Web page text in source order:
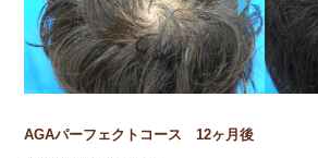
AGAパーフェクトコース 12ヶ月後